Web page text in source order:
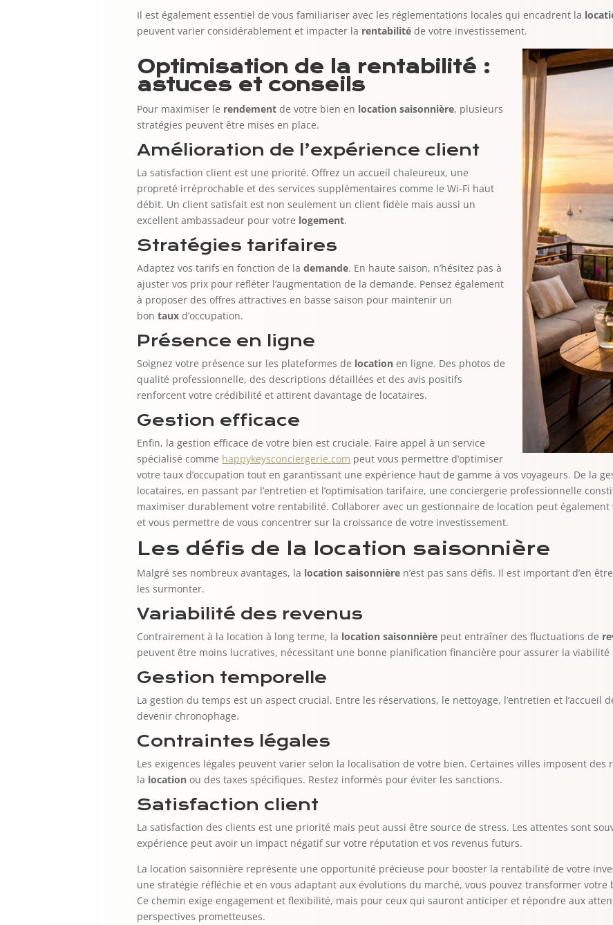
Il est également essentiel de vous familiariser avec les réglementations locales qui encadrent la
peuvent varier considérablement et impacter la rentabilité de votre investissement.
Optimisation de la rentabilité :
astuces et conseils
Pour maximiser le rendement de votre bien en location saisonnière, plusieurs
stratégies peuvent être mises en place.
Amélioration de l’expérience client
La satisfaction client est une priorité. Offrez un accueil chaleureux, une
propreté irréprochable et des services supplémentaires comme le Wi-Fi haut
débit. Un client satisfait est non seulement un client fidèle mais aussi un
excellent ambassadeur pour votre logement.
Stratégies tarifaires
Adaptez vos tarifs en fonction de lademande. En haute saison, n’hésitez pas à
ajuster vos prix pour refléter l’augmentation de la demande. Pensez également
à proposer des offres attractives en basse saison pour maintenir un
bontaux d’occupation.
Présence en ligne
Soignez votre présence sur les plateformes de location en ligne. Des photos de
qualité professionnelle, des descriptions détaillées et des avis positifs
renforcent votre crédibilité et attirent davantage de locataires.
Gestion efficace
Enfin, la gestion efficace de votre bien est cruciale. Faire appel à un service
spécialisé comme happykeysconciergerie.com peut vous permettre d’optimiser
votre taux d’occupation tout en garantissant une expérience haut de gamme à vos voyageurs. De la
locataires, en passant par l’entretien et l’optimisation tarifaire, une conciergerie professionnelle
maximiser durablement votre rentabilité. Collaborer avec un gestionnaire de location peut
et vous permettre de vous concentrer sur la croissance de votre investissement.
Les défis de la location saisonnière
Malgré ses nombreux avantages, la location saisonnière n’est pas sans défis. Il est important d’en
les surmonter.
Variabilité des revenus
Contrairement à la location à long terme, la location saisonnière peut entraîner des fluctuations de
peuvent être moins lucratives, nécessitant une bonne planification financière pour assurer la viabilité
Gestion temporelle
La gestion du temps est un aspect crucial. Entre les réservations, le nettoyage, l’entretien et l’accueil
devenir chronophage.
Contraintes légales
Les exigences légales peuvent varier selon la localisation de votre bien. Certaines villes imposent
la location ou des taxes spécifiques. Restez informés pour éviter les sanctions.
Satisfaction client
La satisfaction des clients est une priorité mais peut aussi être source de stress. Les attentes sont
expérience peut avoir un impact négatif sur votre réputation et vos revenus futurs.
La location saisonnière représente une opportunité précieuse pour booster la rentabilité de votre
une stratégie réfléchie et en vous adaptant aux évolutions du marché, vous pouvez transformer
Ce chemin exige engagement et flexibilité, mais pour ceux qui sauront anticiper et répondre aux
perspectives prometteuses.